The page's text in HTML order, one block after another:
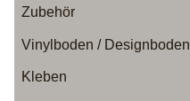
Zubehör
Vinylboden / Designboden
Kleben